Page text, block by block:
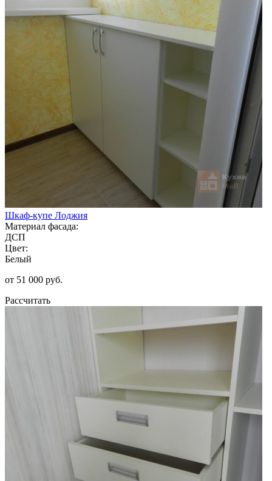
Шкаф-купе Лоджия
Материал фасада:
ДСП
Цвет:
Белый
от 51 000 руб.
Рассчитать